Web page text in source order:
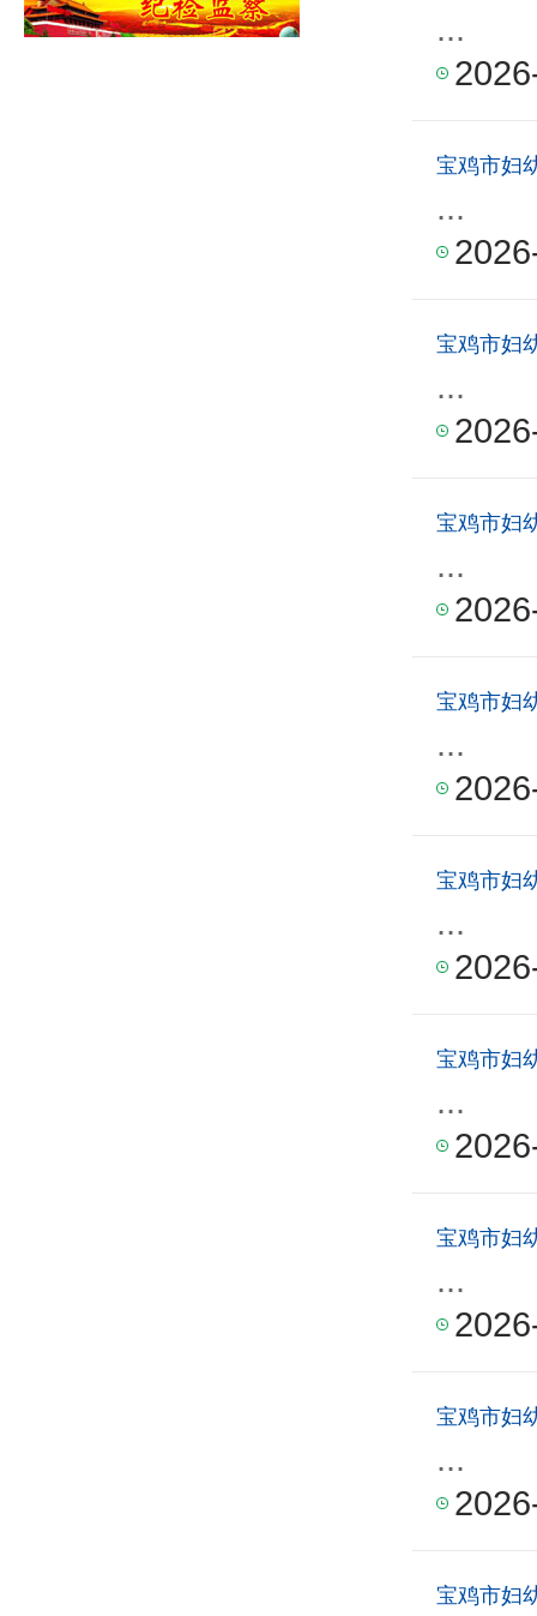
...
宝鸡市妇
...
宝鸡市妇
...
宝鸡市妇
...
宝鸡市妇
...
宝鸡市妇
...
宝鸡市妇
...
宝鸡市妇
...
宝鸡市妇
...
宝鸡市妇